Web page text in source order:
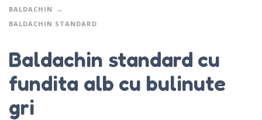
BALDACHIN
BALDACHIN STANDARD
Baldachin standard cu
fundita alb cu bulinute
gri